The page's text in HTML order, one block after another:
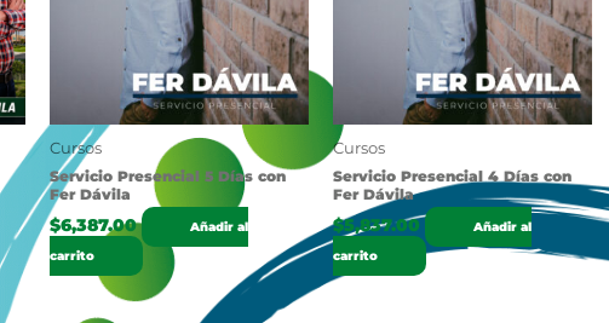
Cursos
Servicio Presencial 5 Días con
Fer Dávila
$6,387.00
Añadir al
carrito
Cursos
Servicio Presencial 4 Días con
Fer Dávila
$5,837.00
Añadir al
carrito